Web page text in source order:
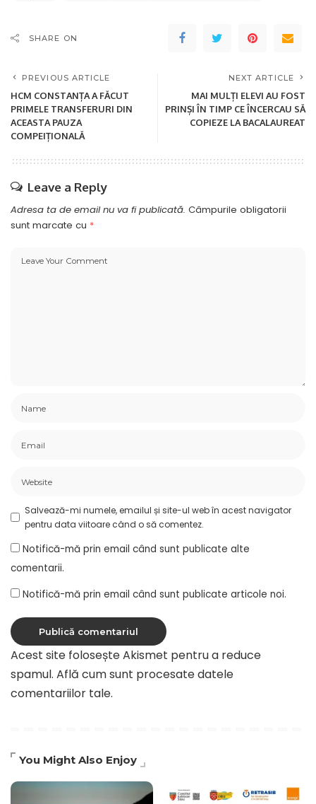
SHARE ON
PREVIOUS ARTICLE
HCM CONSTANȚA A FĂCUT
PRIMELE TRANSFERURI DIN
ACEASTA PAUZA
COMPEIȚIONALĂ
NEXT ARTICLE
MAI MULȚI ELEVI AU FOST
PRINȘI ÎN TIMP CE ÎNCERCAU SĂ
COPIEZE LA BACALAUREAT
Leave a Reply
Adresa ta de email nu va fi publicată. Câmpurile obligatorii
sunt marcate cu *
Salvează-mi numele, emailul și site-ul web în acest navigator
pentru data viitoare când o să comentez.
Notifică-mă prin email când sunt publicate alte
comentarii.
Notifică-mă prin email când sunt publicate articole noi.
Acest site folosește Akismet pentru a reduce
spamul. Află cum sunt procesate datele
comentariilor tale.
You Might Also Enjoy